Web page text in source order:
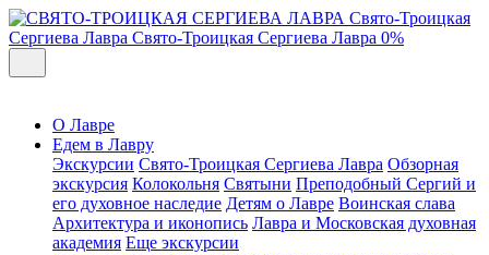
Свято-Троицкая
Сергиева Лавра Свято-Троицкая Сергиева Лавра 0%
О Лавре
Едем в Лавру
Экскурсии Свято-Троицкая Сергиева Лавра Обзорная
экскурсия Колокольня Святыни Преподобный Сергий и
его духовное наследие Детям о Лавре Воинская слава
Архитектура и иконопись Лавра и Московская духовная
академия Еще экскурсии